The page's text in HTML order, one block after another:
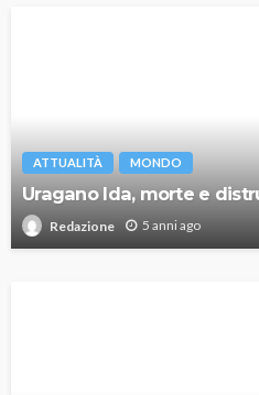
ATTUALITÀ MONDO
Uragano Ida, morte e
Redazione 5 anni ago